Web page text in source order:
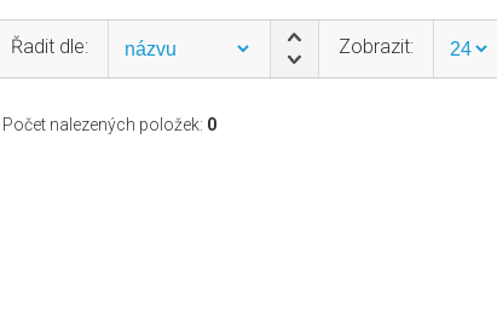
Řadit dle: Zobrazit:
Počet nalezených položek: 0